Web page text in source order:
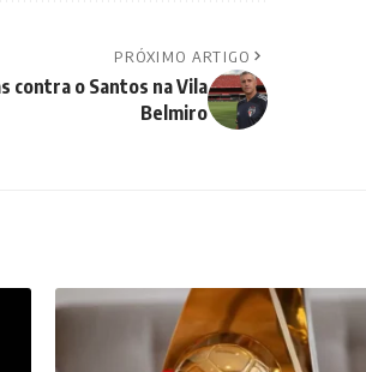
PRÓXIMO ARTIGO
contra o Santos na Vila
Belmiro